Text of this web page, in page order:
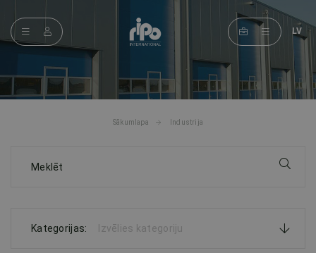
LV
Sākumlapa Industrija
Kategorijas: Izvēlies kategoriju